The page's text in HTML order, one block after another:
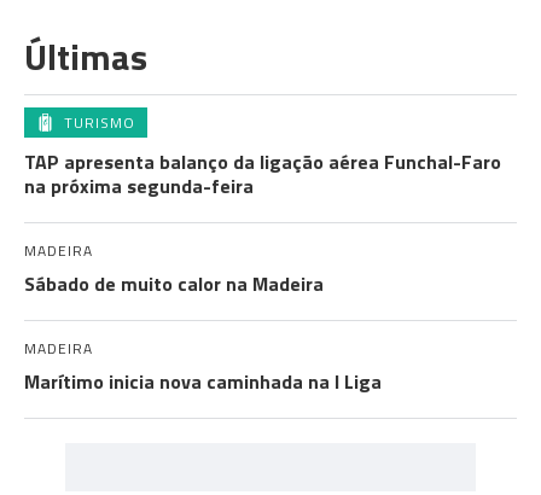
Últimas
TURISMO
TAP apresenta balanço da ligação aérea Funchal-Faro
na próxima segunda-feira
MADEIRA
Sábado de muito calor na Madeira
MADEIRA
Marítimo inicia nova caminhada na I Liga